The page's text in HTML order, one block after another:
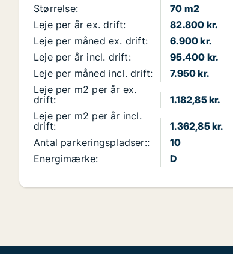
Størrelse:
70 m2
Leje per år ex. drift:
82.800 kr.
Leje per måned ex. drift:
6.900 kr.
Leje per år incl. drift:
95.400 kr.
Leje per måned incl. drift:
7.950 kr.
Leje per m2 per år ex.
drift:
1.182,85 kr.
Leje per m2 per år incl.
drift:
1.362,85 kr.
Antal parkeringspladser::
10
Energimærke:
D